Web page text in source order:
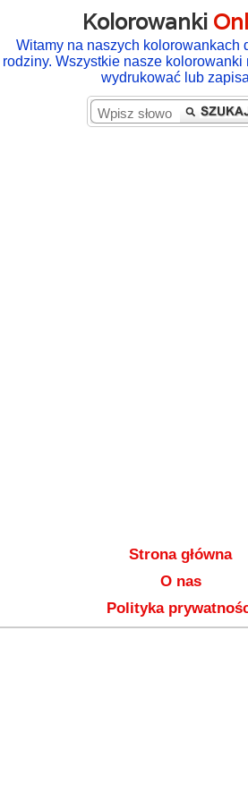
Kolorowanki
Witamy na naszych kolorowankach
rodziny. Wszystkie nasze kolorowanki
wydrukować lub
Strona główna
O nas
Polityka